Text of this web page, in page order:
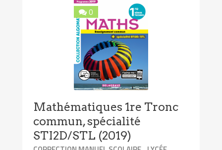
0
Mathématiques 1re Tronc
commun, spécialité
STI2D/STL (2019)